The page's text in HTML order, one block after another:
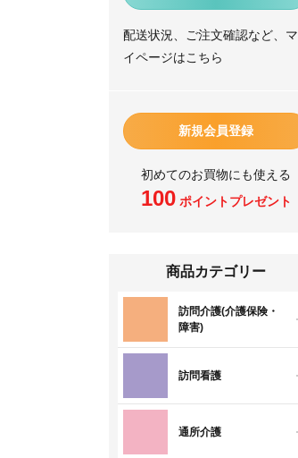
配送状況、ご注文確認など、マ
イページはこちら
新規会員登録
初めてのお買物にも使える
100ポイントプレゼント
商品カテゴリー
訪問介護(介護保険・
障害)
訪問看護
通所介護